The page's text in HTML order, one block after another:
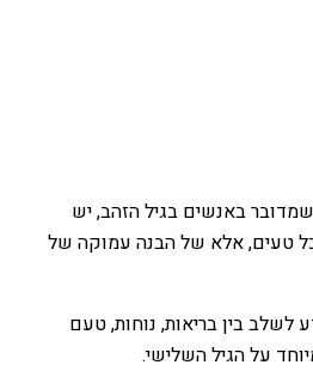
באנשים בגיל הזהב, יש
טעים, אלא של הבנה עמוקה של
לשלב בין בריאות, נוחות, טעם
על הגיל השלישי.